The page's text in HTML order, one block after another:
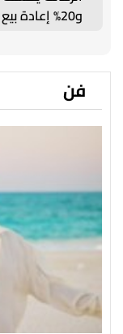
و20% إعادة بيع
فن